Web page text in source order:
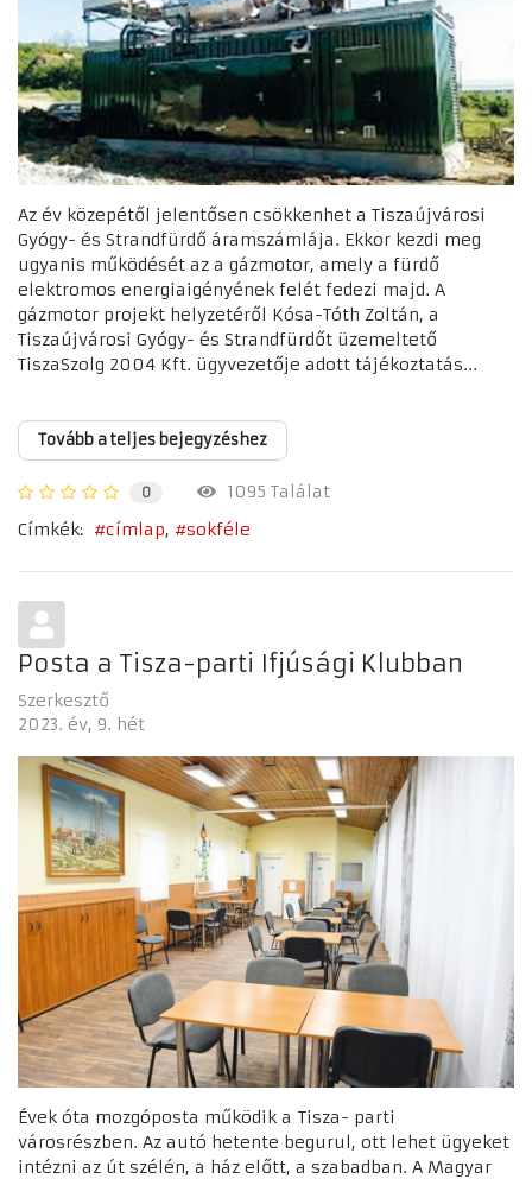
Az év közepétől jelentősen csökkenhet a Tiszaújvárosi
Gyógy- és Strandfürdő áramszámlája. Ekkor kezdi meg
ugyanis működését az a gázmotor, amely a fürdő
elektromos energiaigényének felét fedezi majd. A
gázmotor projekt helyzetéről Kósa-Tóth Zoltán, a
Tiszaújvárosi Gyógy- és Strandfürdőt üzemeltető
TiszaSzolg 2004 Kft. ügyvezetője adott tájékoztatás...
Tovább a teljes bejegyzéshez
0
1095 Találat
Címkék:
címlap sokféle
Posta a Tisza-parti Ifjúsági Klubban
Szerkesztő
2023. év 9. hét
Évek óta mozgóposta működik a Tisza- parti
városrészben. Az autó hetente begurul, ott lehet ügyeket
intézni az út szélén, a ház előtt, a szabadban. A Magyar